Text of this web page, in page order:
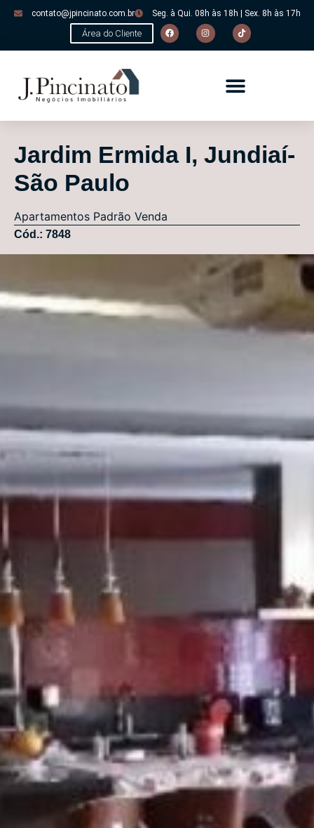
contato@jpincinato.com.br Seg. à Qui. 08h às 18h | Sex. 8h às 17h
Área do Cliente
Jardim Ermida I, Jundiaí-
São Paulo
Apartamentos Padrão Venda
Cód.: 7848